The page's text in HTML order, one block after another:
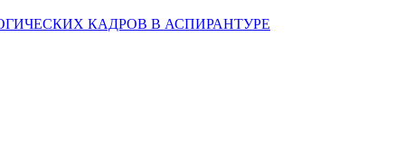
КАДРОВ В АСПИРАНТУРЕ